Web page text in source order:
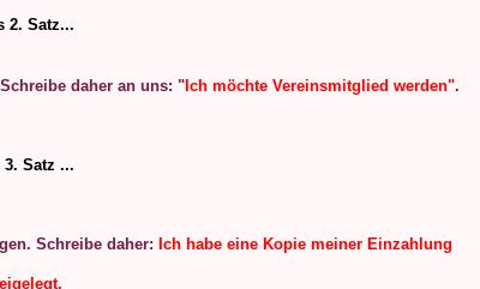
2. Satz...
daher an uns: " Ich möchte Vereinsmitglied werden".
3. Satz ...
Schreibe daher: Ich habe eine Kopie meiner Einzahlung